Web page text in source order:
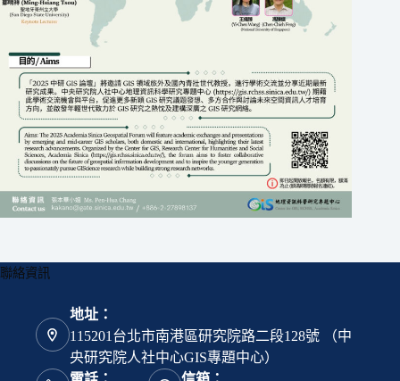
聯絡資訊
地址：
115201台北市南港區研究院路二段128號 （中
央研究院人社中心GIS專題中心）